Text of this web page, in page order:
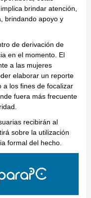
brindar atención,
brindando apoyo y
de derivación de
en el momento. El
a las mujeres
elaborar un reporte
a los fines de focalizar
fuera más frecuente
recibirán al
sobre la utilización
formal del hecho.